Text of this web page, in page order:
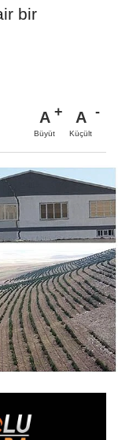
bir
A
Büyüt
A
Küçült